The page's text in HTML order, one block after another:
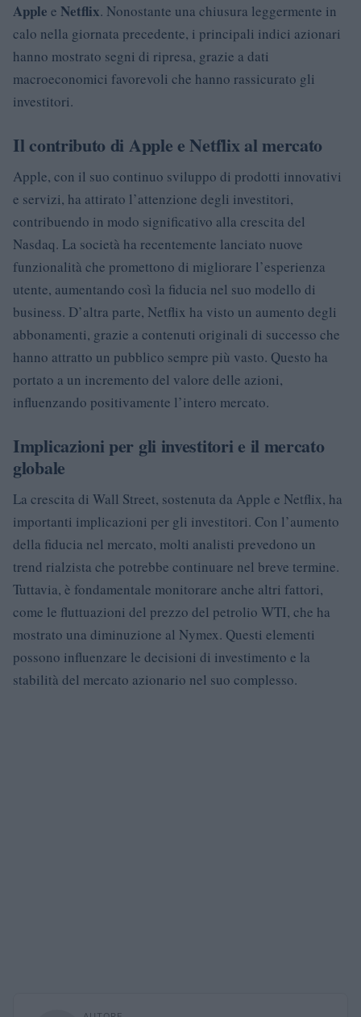
Apple e Netflix. Nonostante una chiusura leggermente in
calo nella giornata precedente, i principali indici azionari
hanno mostrato segni di ripresa, grazie a dati
macroeconomici favorevoli che hanno rassicurato gli
investitori.
Il contributo di Apple e Netflix al mercato
Apple, con il suo continuo sviluppo di prodotti innovativi
e servizi, ha attirato l’attenzione degli investitori,
contribuendo in modo significativo alla crescita del
Nasdaq. La società ha recentemente lanciato nuove
funzionalità che promettono di migliorare l’esperienza
utente, aumentando così la fiducia nel suo modello di
business. D’altra parte, Netflix ha visto un aumento degli
abbonamenti, grazie a contenuti originali di successo che
hanno attratto un pubblico sempre più vasto. Questo ha
portato a un incremento del valore delle azioni,
influenzando positivamente l’intero mercato.
Implicazioni per gli investitori e il mercato
globale
La crescita di Wall Street, sostenuta da Apple e Netflix, ha
importanti implicazioni per gli investitori. Con l’aumento
della fiducia nel mercato, molti analisti prevedono un
trend rialzista che potrebbe continuare nel breve termine.
Tuttavia, è fondamentale monitorare anche altri fattori,
come le fluttuazioni del prezzo del petrolio WTI, che ha
mostrato una diminuzione al Nymex. Questi elementi
possono influenzare le decisioni di investimento e la
stabilità del mercato azionario nel suo complesso.